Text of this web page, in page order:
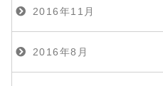
2016年11月
2016年8月